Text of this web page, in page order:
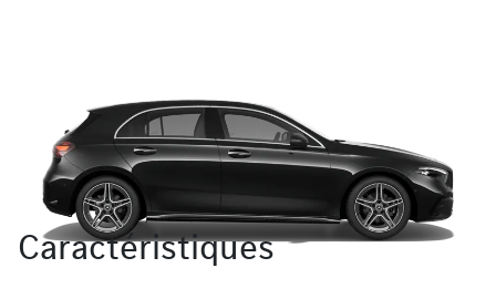
Caractéristiques